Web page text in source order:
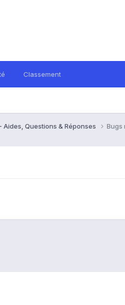
Classement
Aides, Questions & Réponses Bugs